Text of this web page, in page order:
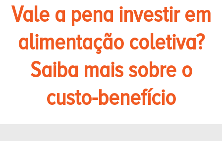
Vale a pena investir em
alimentação coletiva?
Saiba mais sobre o
custo-benefício